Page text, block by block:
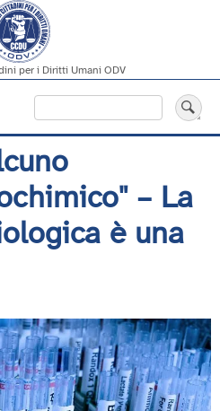
per i Diritti Umani ODV
– La
è una